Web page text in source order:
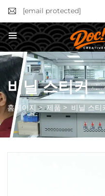
[email protected]
비닐 스티커
홈페이지 >제품 > 비닐 스티